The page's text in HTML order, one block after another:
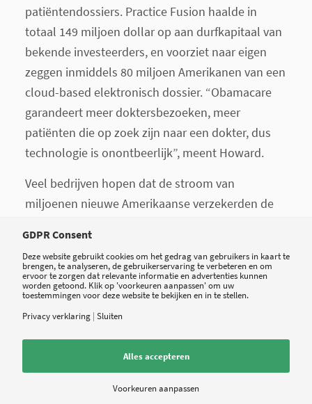
patiëntendossiers. Practice Fusion haalde in
totaal 149 miljoen dollar op aan durfkapitaal van
bekende investeerders, en voorziet naar eigen
zeggen inmiddels 80 miljoen Amerikanen van een
cloud-based elektronisch dossier. “Obamacare
garandeert meer doktersbezoeken, meer
patiënten die op zoek zijn naar een dokter, dus
technologie is onontbeerlijk”, meent Howard.
Veel bedrijven hopen dat de stroom van
miljoenen nieuwe Amerikaanse verzekerden de
vinden. Neem HealthTap, de service wanneer
consumenten op zoek gaan naar dokters in hun
omgeving, of vragen over hun gezondheid via de
applicatie kunnen stellen en binnen 24 uur
antwoord krijgen van een medisch specialist of
arts. Of ZocDoc, een applicatie om een arts te
vinden in je buurt, te checken of je
GDPR Consent
Deze website gebruikt cookies om het gedrag van gebruikers in kaart te
brengen, te analyseren, de gebruikerservaring te verbeteren en om
ervoor te zorgen dat relevante informatie en advertenties kunnen
worden getoond. Klik op 'voorkeuren aanpassen' om uw
toestemmingen voor deze website te bekijken en in te stellen.
Privacy verklaring | Sluiten
Alles accepteren
Voorkeuren aanpassen